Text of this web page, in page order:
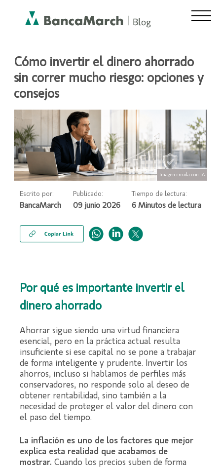
Cómo invertir el dinero ahorrado
sin correr mucho riesgo: opciones y
consejos
Imagen creada con IA
Escrito por:
BancaMarch
Publicado:
09 junio 2026
Tiempo de lectura:
Por qué es importante invertir el
dinero ahorrado
Ahorrar sigue siendo una virtud financiera
esencial, pero en la práctica actual resulta
insuficiente si ese capital no se pone a trabajar
de forma inteligente y prudente. Invertir los
ahorros, incluso si hablamos de perfiles más
conservadores, no responde solo al deseo de
obtener rentabilidad, sino también a la
necesidad de proteger el valor del dinero con
el paso del tiempo.
La inflación es uno de los factores que mejor
explica esta realidad que acabamos de
mostrar. Cuando los precios suben de forma